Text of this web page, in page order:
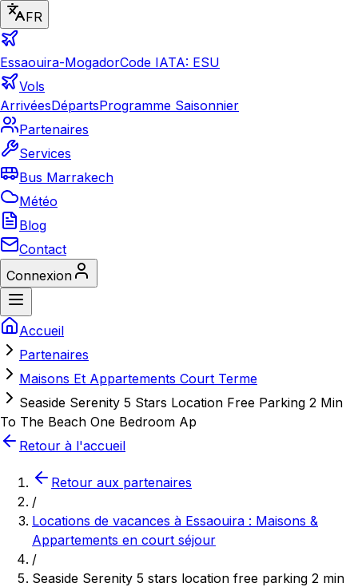
FR
Essaouira-MogadorCode IATA: ESU
Vols
ArrivéesDépartsProgramme Saisonnier
Partenaires
Services
Bus Marrakech
Météo
Blog
Contact
Connexion
Accueil
Partenaires
Maisons Et Appartements Court Terme
Seaside Serenity 5 Stars Location Free Parking 2 Min
To The Beach One Bedroom Ap
Retour à l'accueil
Retour aux partenaires
/
Locations de vacances à Essaouira : Maisons &
Appartements en court séjour
/
Seaside Serenity 5 stars location free parking 2 min